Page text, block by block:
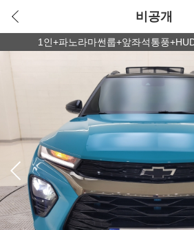
비공개
1인+파노라마썬룹+앞좌석통풍